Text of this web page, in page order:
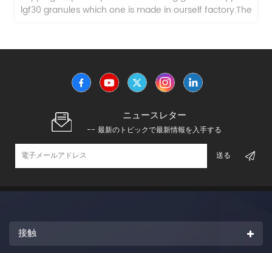
lgf30 granules which one is made in ourself factory.The
ニュースレター
-- 最新のトピックで最新情報を入手する
接触